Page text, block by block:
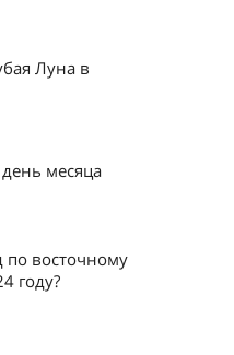
Луна в
месяца
по восточному
году?